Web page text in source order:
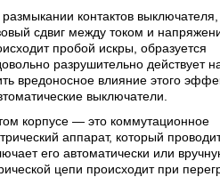
контактов выключателя,
сдвиг между током и
пробой искры, образуется
разрушительно действует
вредоносное влияние этого
выключатели.
корпусе — это коммутационное
аппарат, который
его автоматически или
цепи происходит при